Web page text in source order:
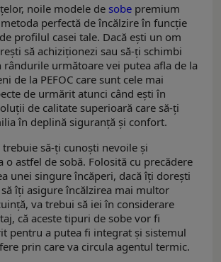
noile modele de sobe premium
perfectă de încălzire în funcție
profilul casei tale. Dacă ești un om
să achiziționezi sau să-ți schimbi
rândurile următoare vei putea afla de la
de la PEFOC care sunt cele mai
de urmărit atunci când ești în
de calitate superioară care să-ți
în deplină siguranță și confort.
să-ți cunoști nevoile și
o astfel de sobă. Folosită cu precădere
unei singure încăperi, dacă îți dorești
îți asigure încălzirea mai multor
va trebui să iei în considerare
că aceste tipuri de sobe vor fi
pentru a putea fi integrat și sistemul
prin care va circula agentul termic.